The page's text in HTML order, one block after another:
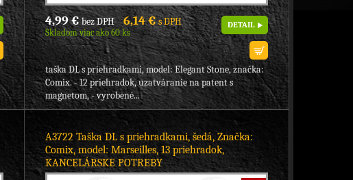
4,99 €bez DPH 6,14 €s DPH
Skladom viac ako 60 ks
DETAIL
taška DL s priehradkami, model: Elegant Stone, značka:
Comix. - 12 priehradok, uzatváranie na patent s
magnetom, - vyrobené...
A3722 Taška DL s priehradkami, šedá, Značka:
Comix, model: Marseilles, 13 priehradok,
KANCELÁRSKE POTREBY